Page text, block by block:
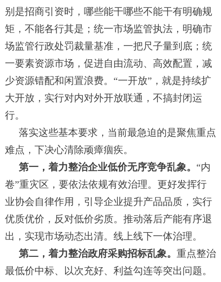
别是招商引资时，哪些能干哪些不能干有明确规
矩，不能各行其是；统一市场监管执法，明确市
场监管行政处罚裁量基准，一把尺子量到底；统
一要素资源市场，促进自由流动、高效配置，减
少资源错配和闲置浪费。“一开放”，就是持续扩
大开放，实行对内对外开放联通，不搞封闭运
行。
落实这些基本要求，当前最急迫的是聚焦重点
难点，下决心清除顽瘴痼疾。
第一，着力整治企业低价无序竞争乱象。 “内
卷”重灾区，要依法依规有效治理。更好发挥行
业协会自律作用，引导企业提升产品品质，实行
优质优价，反对低价劣质。推动落后产能有序退
出，实现市场动态出清。线上线下一体治理。
第二，着力整治政府采购招标乱象。 重点整治
最低价中标、以次充好、利益勾连等突出问题。